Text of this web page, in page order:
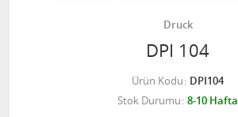
Druck
DPI 104
Ürün Kodu DPI104
Stok Durumu 8-10 Hafta